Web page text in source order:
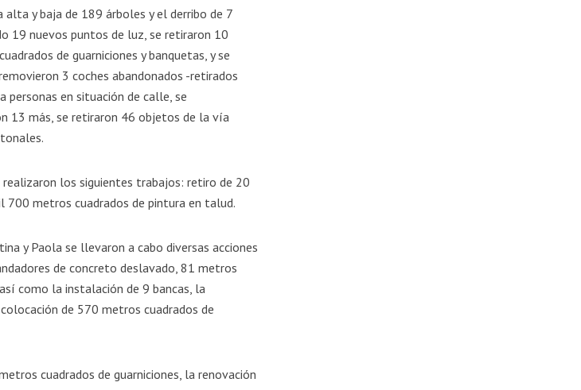
y baja de 189 árboles y el derribo de 7
19 nuevos puntos de luz, se retiraron 10
de guarniciones y banquetas, y se
3 coches abandonados -retirados
personas en situación de calle, se
13 más, se retiraron 46 objetos de la vía
los siguientes trabajos: retiro de 20
700 metros cuadrados de pintura en talud.
y Paola se llevaron a cabo diversas acciones
de concreto deslavado, 81 metros
como la instalación de 9 bancas, la
de 570 metros cuadrados de
cuadrados de guarniciones, la renovación